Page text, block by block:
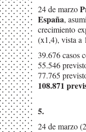
24 de marzo
España,
crecimiento
(x1,4), vista a
39.676 casos
55.546
77.765
108.871
5.
24 de marzo